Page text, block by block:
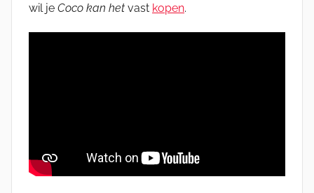
wil je Coco kan het vast kopen.